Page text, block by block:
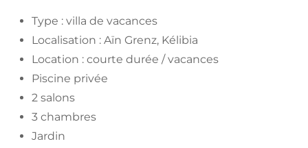
Type : villa de vacances
Localisation : Aïn Grenz, Kélibia
Location : courte durée / vacances
Piscine privée
2 salons
3 chambres
Jardin